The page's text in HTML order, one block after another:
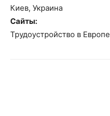
Киев, Украина
Сайты:
Трудоустройство в Европе